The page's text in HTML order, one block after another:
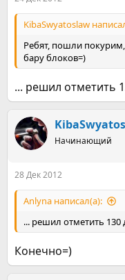
KibaSwyatoslaw
Ребят, пошли
бару блоков=)
... решил отметить
Начинающий
28 Дек 2012
Anlyna написал(а):
... решил отметить 130
Конечно=)